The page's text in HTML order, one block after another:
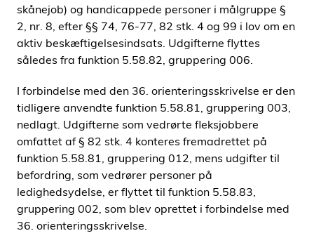
skånejob) og handicappede personer i målgruppe §
2, nr. 8, efter §§ 74, 76-77, 82 stk. 4 og 99 i lov om en
aktiv beskæftigelsesindsats. Udgifterne flyttes
således fra funktion 5.58.82, gruppering 006.
I forbindelse med den 36. orienteringsskrivelse er den
tidligere anvendte funktion 5.58.81, gruppering 003,
nedlagt. Udgifterne som vedrørte fleksjobbere
omfattet af § 82 stk. 4 konteres fremadrettet på
funktion 5.58.81, gruppering 012, mens udgifter til
befordring, som vedrører personer på
ledighedsydelse, er flyttet til funktion 5.58.83,
gruppering 002, som blev oprettet i forbindelse med
36. orienteringsskrivelse.